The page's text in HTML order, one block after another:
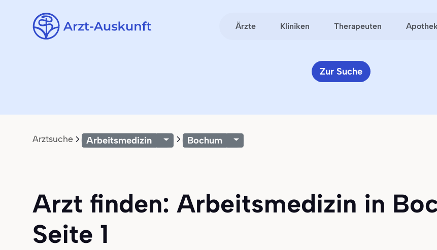
Ärzte Kliniken Therapeuten
Zur Suche
Arztsuche Arbeitsmedizin Bochum
Arzt finden: Arbeitsmedizin in
Seite 1